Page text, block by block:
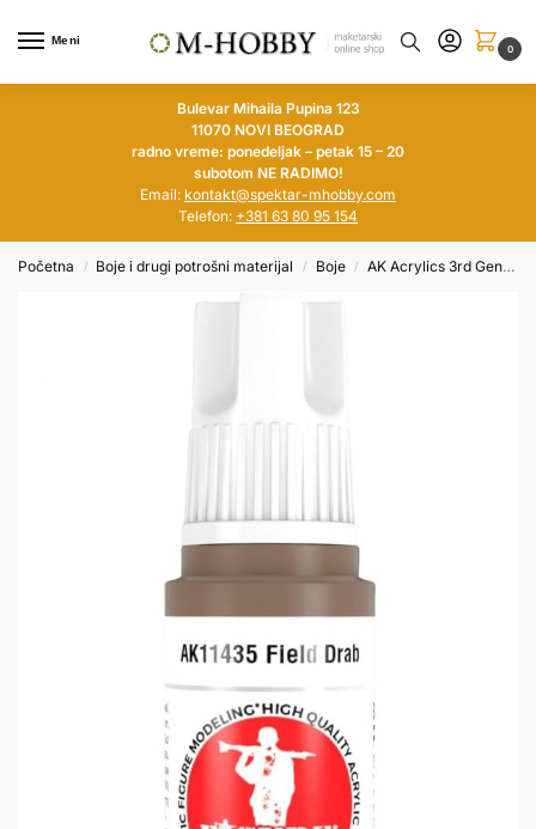
Meni
0
Bulevar Mihaila Pupina 123
11070 NOVI BEOGRAD
radno vreme: ponedeljak – petak 15 – 20
subotom NE RADIMO!
Email: kontakt@spektar-mhobby.com
Telefon: +381 63 80 95 154
Početna / Boje i drugi potrošni materijal / Boje / AK Acrylics 3rd Generation